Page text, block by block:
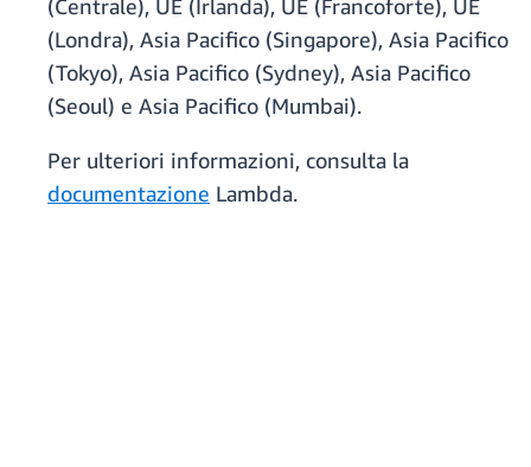
(Centrale), UE (Irlanda), UE (Francoforte), UE
(Londra), Asia Pacifico (Singapore), Asia Pacifico
(Tokyo), Asia Pacifico (Sydney), Asia Pacifico
(Seoul) e Asia Pacifico (Mumbai).
Per ulteriori informazioni, consulta la
documentazione Lambda.